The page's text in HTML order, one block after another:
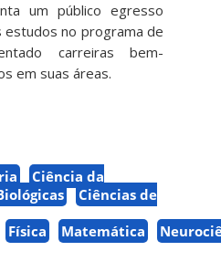
um público egresso
estudos no programa de
carreiras bem-
em suas áreas.
Ciência da
Ciências de
Física Matemática